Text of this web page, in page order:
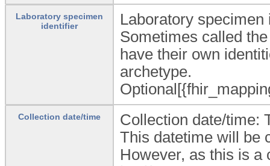
Laboratory specimen
identifier
Laboratory
Sometimes called
have their own
archetype.
Collection date/time
Collection date/time:
This datetime will be
However, as this is a